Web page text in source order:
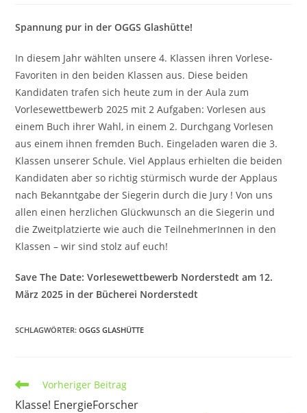
Spannung pur in der OGGS Glashütte!
In diesem Jahr wählten unsere 4. Klassen ihren Vorlese-
Favoriten in den beiden Klassen aus. Diese beiden
Kandidaten trafen sich heute zum in der Aula zum
Vorlesewettbewerb 2025 mit 2 Aufgaben: Vorlesen aus
einem Buch ihrer Wahl, in einem 2. Durchgang Vorlesen
aus einem ihnen fremden Buch. Eingeladen waren die 3.
Klassen unserer Schule. Viel Applaus erhielten die beiden
Kandidaten aber so richtig stürmisch wurde der Applaus
nach Bekanntgabe der Siegerin durch die Jury ! Von uns
allen einen herzlichen Glückwunsch an die Siegerin und
die Zweitplatzierte wie auch die TeilnehmerInnen in den
Klassen – wir sind stolz auf euch!
Save The Date: Vorlesewettbewerb Norderstedt am 12.
März 2025 in der Bücherei Norderstedt
SCHLAGWÖRTER:OGGS GLASHÜTTE
Vorheriger Beitrag
Klasse! EnergieForscher